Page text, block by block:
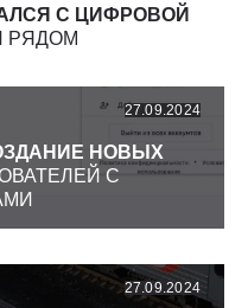
С ЦИФРОВОЙ
РЯДОМ
27.09.2024
НОВЫХ
С
27.09.2024